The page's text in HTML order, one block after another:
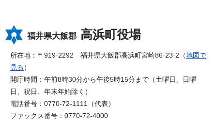
福井県大飯郡 高浜町役場
所在地：〒919-2292 福井県大飯郡高浜町宮崎86-23-2（地図で
見る）
開庁時間：午前8時30分から午後5時15分まで（土曜日、日曜
日、祝日、年末年始除く）
電話番号：0770-72-1111（代表）
ファックス番号：0770-72-4000